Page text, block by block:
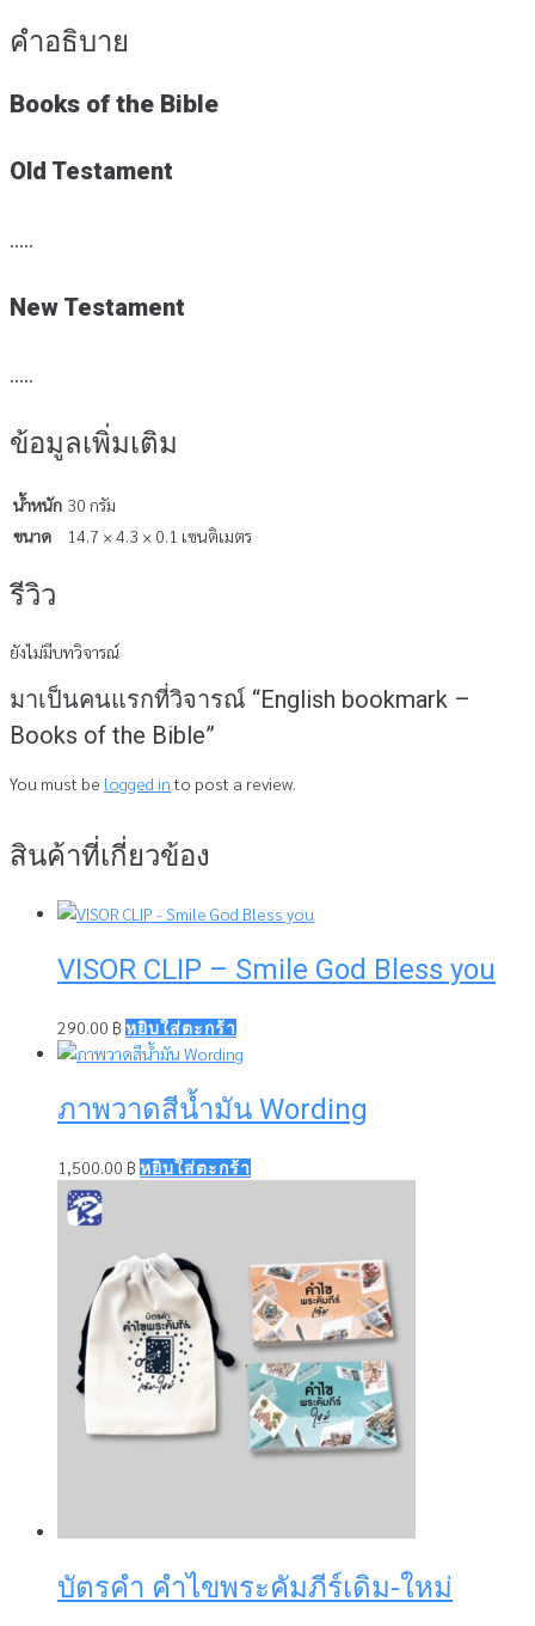
คำอธิบาย
Books of the Bible
Old Testament
…..
New Testament
…..
ข้อมูลเพิ่มเติม
น้ำหนัก 30 กรัม
ขนาด
14.7 × 4.3 × 0.1 เซนติเมตร
รีวิว
ยังไม่มีบทวิจารณ์
มาเป็นคนแรกที่วิจารณ์ “English bookmark –
Books of the Bible”
You must be logged into post a review.
สินค้าที่เกี่ยวข้อง
VISOR CLIP – Smile God Bless you
290.00 ฿ หยิบใส่ตะกร้า
ภาพวาดสีน้ำมัน Wording
1,500.00 ฿ หยิบใส่ตะกร้า
บัตรคำ คำไขพระคัมภีร์เดิม-ใหม่